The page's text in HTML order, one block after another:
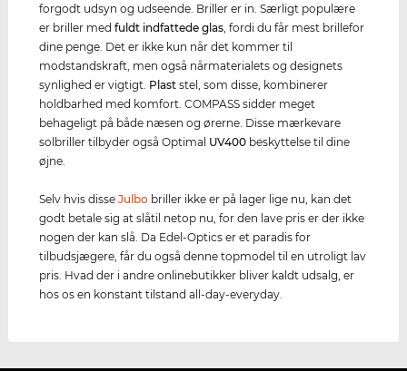
forgodt udsyn og udseende. Briller er in. Særligt populære
er briller medfuldt indfattede glas , fordi du får mest brillefor
dine penge. Det er ikke kun når det kommer til
modstandskraft, men også nårmaterialets og designets
synlighed er vigtigt. Plast stel, som disse, kombinerer
holdbarhed med komfort. COMPASS sidder meget
behageligt på både næsen og ørerne. Disse mærkevare
solbriller tilbyder også Optimal UV400 beskyttelse til dine
øjne.
Selv hvis disseJulbo briller ikke er på lager lige nu, kan det
godt betale sig at slåtil netop nu, for den lave pris er der ikke
nogen der kan slå. Da Edel-Optics er et paradis for
tilbudsjægere, får du også denne topmodel til en utroligt lav
pris. Hvad der i andre onlinebutikker bliver kaldt udsalg, er
hos os en konstant tilstand all-day-everyday.